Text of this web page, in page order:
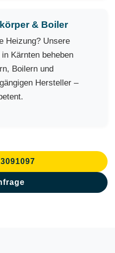
& Boiler
Heizung? Unsere
Kärnten beheben
Boilern und
Hersteller –